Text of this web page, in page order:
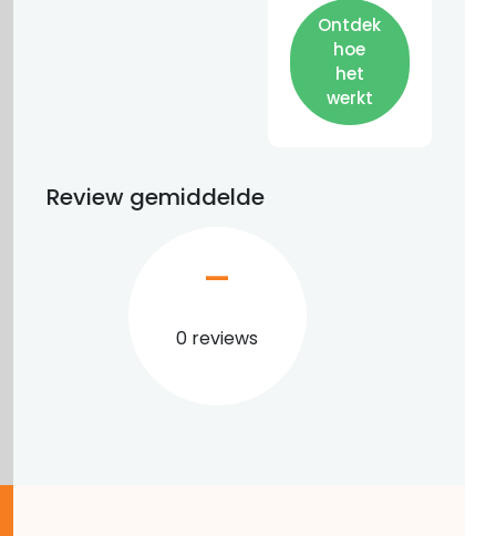
Ontdek
hoe
het
werkt
Review gemiddelde
0 reviews
–